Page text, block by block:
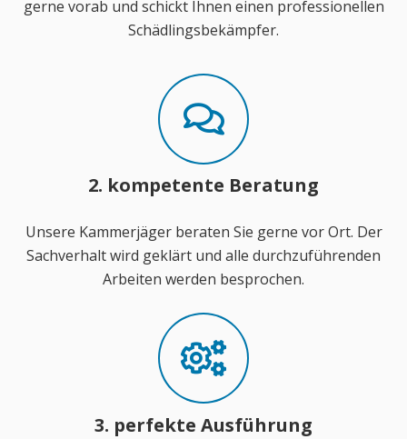
gerne vorab und schickt Ihnen einen professionellen
Schädlingsbekämpfer.
2. kompetente Beratung
Unsere Kammerjäger beraten Sie gerne vor Ort. Der
Sachverhalt wird geklärt und alle durchzuführenden
Arbeiten werden besprochen.
3. perfekte Ausführung